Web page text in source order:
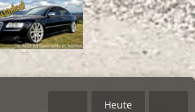
Heute